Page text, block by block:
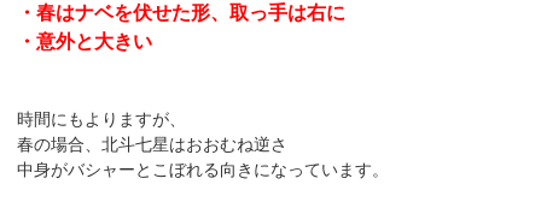
・春はナベを伏せた形、取っ手は右に
・意外と大きい
時間にもよりますが、
春の場合、北斗七星はおおむね逆さ
中身がバシャーとこぼれる向きになっています。